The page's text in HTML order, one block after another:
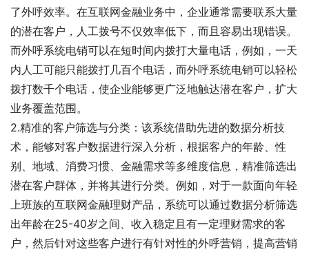
了外呼效率。在互联网金融业务中，企业通常需要联系大量
的潜在客户，人工拨号不仅效率低下，而且容易出现错误。
而外呼系统电销可以在短时间内拨打大量电话，例如，一天
内人工可能只能拨打几百个电话，而外呼系统电销可以轻松
拨打数千个电话，使企业能够更广泛地触达潜在客户，扩大
业务覆盖范围。
2.精准的客户筛选与分类：该系统借助先进的数据分析技
术，能够对客户数据进行深入分析，根据客户的年龄、性
别、地域、消费习惯、金融需求等多维度信息，精准筛选出
潜在客户群体，并将其进行分类。例如，对于一款面向年轻
上班族的互联网金融理财产品，系统可以通过数据分析筛选
出年龄在25-40岁之间、收入稳定且有一定理财需求的客
户，然后针对这些客户进行有针对性的外呼营销，提高营销